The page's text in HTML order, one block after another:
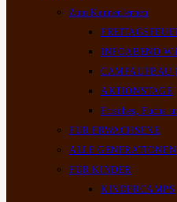
Zum Kennenlernen
INFOABEND
CAMPAUFBAU |
AKTIONSTAGE
Frisches, Fuchs
FÜR ERWACHSENE
ALLE
FÜR KINDER
KINDERCAMPS